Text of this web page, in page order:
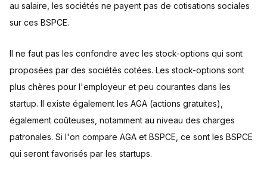
au salaire, les sociétés ne payent pas de cotisations sociales
sur ces BSPCE.
Il ne faut pas les confondre avec les stock-options qui sont
proposées par des sociétés cotées. Les stock-options sont
plus chères pour l'employeur et peu courantes dans les
startup. Il existe également les AGA (actions gratuites),
également coûteuses, notamment au niveau des charges
patronales. Si l'on compare AGA et BSPCE, ce sont les BSPCE
qui seront favorisés par les startups.